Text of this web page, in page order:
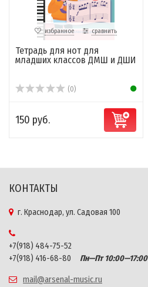
избранное сравнить
Тетрадь для нот для
младших классов ДМШ и ДШИ
(0)
150 руб.
КОНТАКТЫ
г. Краснодар, ул. Садовая 100
+7(918) 484-75-52
+7(918) 416-68-80
Пн—Пт 10:00—17:00
mail@arsenal-music.ru